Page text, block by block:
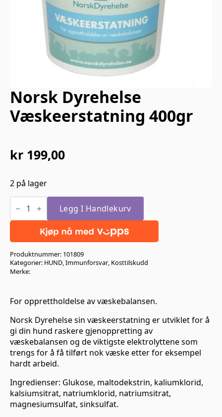
Norsk Dyrehelse
Væskeerstatning 400gr
kr 199,00
2 på lager
Norsk
Dyrehelse
Væskeerstatning
400gr
Legg I Handlekurv
Produktnummer: 101809
Kategorier: HUND,Immunforsvar, Kosttilskudd
Merke:
For opprettholdelse av væskebalansen.
Norsk Dyrehelse sin væskeerstatning er utviklet for å
gi din hund raskere gjenoppretting av
væskebalansen og de viktigste elektrolyttene som
trengs for å få tilført nok væske etter for eksempel
hardt arbeid.
Ingredienser: Glukose, maltodekstrin, kaliumklorid,
kalsiumsitrat, natriumklorid, natriumsitrat,
magnesiumsulfat, sinksulfat.